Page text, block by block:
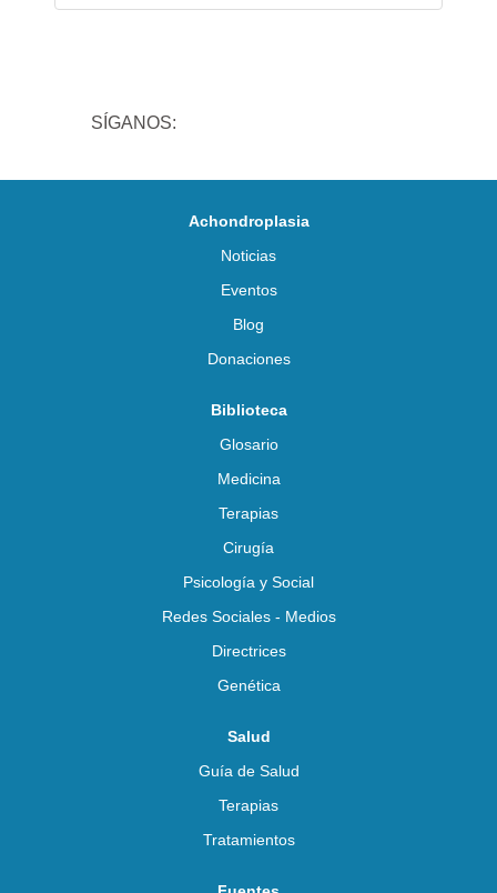
SÍGANOS:
Achondroplasia
Noticias
Eventos
Blog
Donaciones
Biblioteca
Glosario
Medicina
Terapias
Cirugía
Psicología y Social
Redes Sociales - Medios
Directrices
Genética
Salud
Guía de Salud
Terapias
Tratamientos